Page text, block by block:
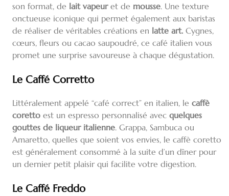
son format, de lait vapeuret de mousse. Une texture
onctueuse iconique qui permet également aux baristas
de réaliser de véritables créations en latte art. Cygnes,
cœurs, fleurs ou cacao saupoudré, ce café italien vous
promet une surprise savoureuse à chaque dégustation.
Le Caffé Corretto
Littéralement appelé “café correct” en italien, le caffè
coretto est un espresso personnalisé avec quelques
gouttes de liqueur italienne. Grappa, Sambuca ou
Amaretto, quelles que soient vos envies, le caffè coretto
est généralement consommé à la suite d’un dîner pour
un dernier petit plaisir qui facilite votre digestion.
Le Caffé Freddo